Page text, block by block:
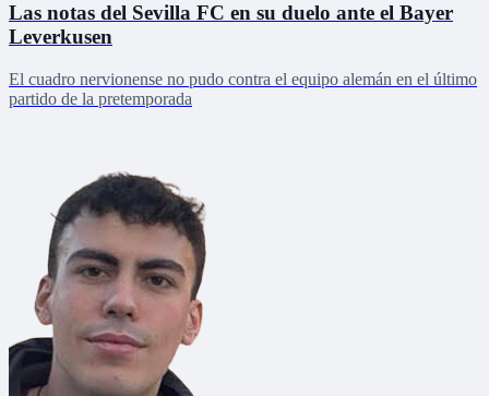
Las notas del Sevilla FC en su duelo ante el Bayer
Leverkusen
El cuadro nervionense no pudo contra el equipo alemán en el último
partido de la pretemporada